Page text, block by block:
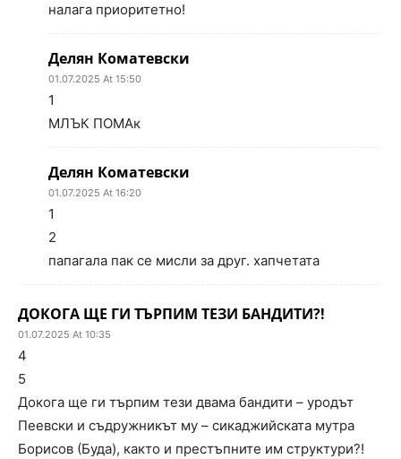
налага приоритетно!
Делян Коматевски
01.07.2025 At 15:50
1
МЛЪК ПОМАк
Делян Коматевски
01.07.2025 At 16:20
1
2
папагала пак се мисли за друг. хапчетата
ДОКОГА ЩЕ ГИ ТЪРПИМ ТЕЗИ БАНДИТИ?!
01.07.2025 At 10:35
4
5
Докога ще ги търпим тези двама бандити – уродът
Пеевски и съдружникът му – сикаджийската мутра
Борисов (Буда), както и престъпните им структури?!